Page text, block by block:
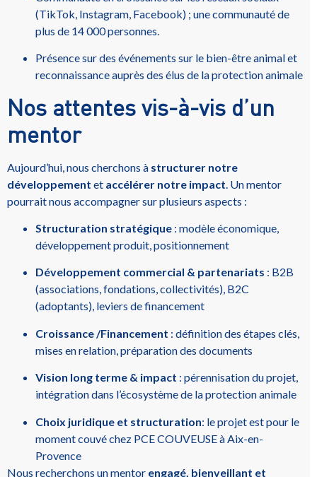
(TikTok, Instagram, Facebook) ; une communauté de
plus de 14 000 personnes.
Présence sur des événements sur le bien-être animal et
reconnaissance auprès des élus de la protection animale
Nos attentes vis-à-vis d’un
mentor
Aujourd’hui, nous cherchons à structurer notre
développement et accélérer notre impact . Un mentor
pourrait nous accompagner sur plusieurs aspects :
Structuration stratégique : modèle économique,
développement produit, positionnement
Développement commercial & partenariats : B2B
(associations, fondations, collectivités), B2C
(adoptants), leviers de financement
Croissance /Financement : définition des étapes clés,
mises en relation, préparation des documents
Vision long terme & impact : pérennisation du projet,
intégration dans l’écosystème de la protection animale
Choix juridique et structuration: le projet est pour le
moment couvé chez PCE COUVEUSE à Aix-en-
Provence
Nous recherchons un mentor engagé, bienveillant et